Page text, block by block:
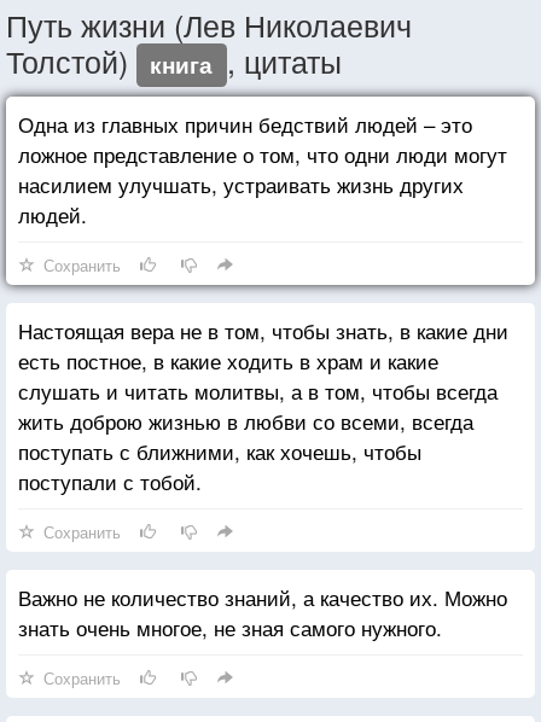
Путь жизни (Лев Николаевич
Толстой)
книга , цитаты
Одна из главных причин бедствий людей – это
ложное представление о том, что одни люди могут
насилием улучшать, устраивать жизнь других
людей.
Сохранить
Настоящая вера не в том, чтобы знать, в какие дни
есть постное, в какие ходить в храм и какие
слушать и читать молитвы, а в том, чтобы всегда
жить доброю жизнью в любви со всеми, всегда
поступать с ближними, как хочешь, чтобы
поступали с тобой.
Сохранить
Важно не количество знаний, а качество их. Можно
знать очень многое, не зная самого нужного.
Сохранить